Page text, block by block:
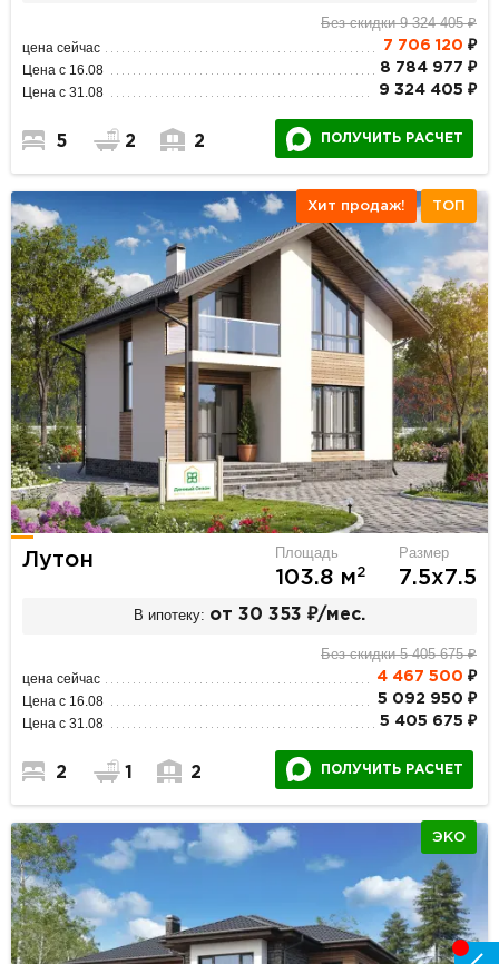
Без скидки 9 324 405 ₽
цена сейчас 7 706 120 ₽
Цена с 16.08 8 784 977 ₽
Цена с 31.08 9 324 405 ₽
5 2 2 ПОЛУЧИТЬ РАСЧЕТ
Хит продаж! ТОП
Лутон Площадь
103.8 м2
Размер
7.5х7.5
В ипотеку: от 30 353 ₽/мес.
Без скидки 5 405 675 ₽
цена сейчас 4 467 500 ₽
Цена с 16.08 5 092 950 ₽
Цена с 31.08 5 405 675 ₽
2 1 2 ПОЛУЧИТЬ РАСЧЕТ
ЭКО